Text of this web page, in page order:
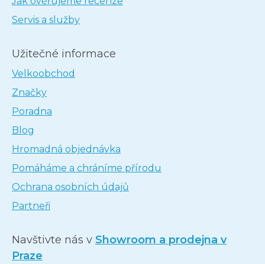
Servis a služby
Užitečné informace
Velkoobchod
Značky
Poradna
Blog
Hromadná objednávka
Pomáháme a chráníme přírodu
Ochrana osobních údajů
Partneři
Navštivte nás v Showroom a prodejna v
Praze